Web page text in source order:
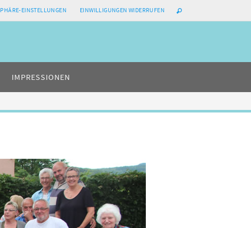
EINSTELLUNGEN EINWILLIGUNGEN WIDERRUFEN
IMPRESSIONEN